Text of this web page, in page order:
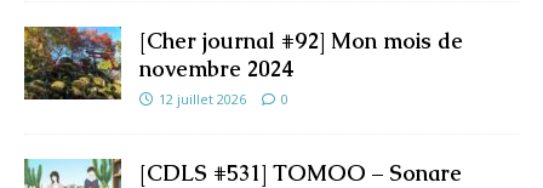
[Cher journal #92] Mon mois de
novembre 2024
12 juillet 2026 0
[CDLS #531] TOMOO – Sonare